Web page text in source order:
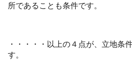
所であることも条件です。
・・・・・以上の４点が、立地条
す。